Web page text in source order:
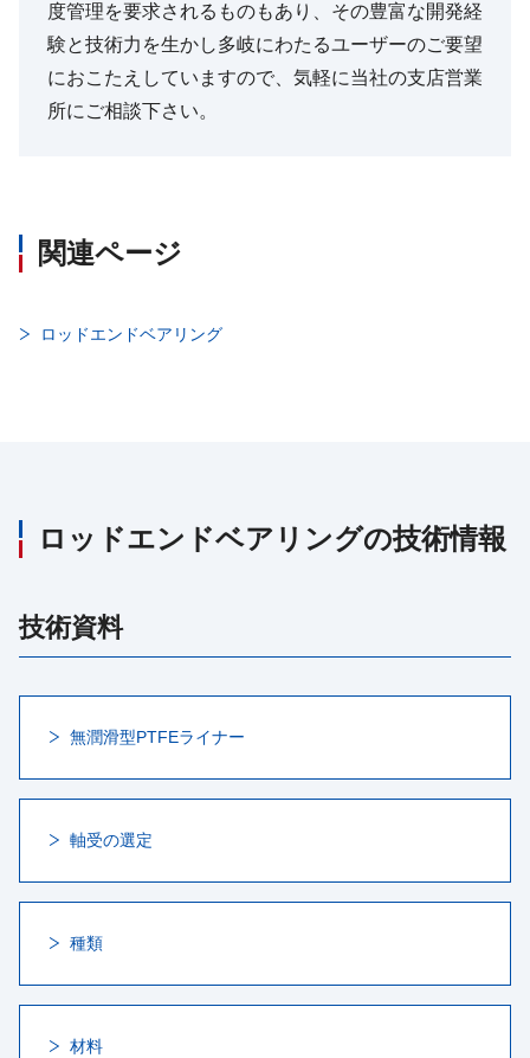
度管理を要求されるものもあり、その豊富な開発経
験と技術力を生かし多岐にわたるユーザーのご要望
におこたえしていますので、気軽に当社の支店営業
所にご相談下さい。
関連ページ
ロッドエンドベアリング
ロッドエンドベアリングの技術情報
技術資料
無潤滑型PTFEライナー
軸受の選定
種類
材料